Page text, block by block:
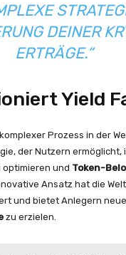
DEINER
ERTRÄGE.“
Yield
Prozess in der
der Nutzern ermöglicht,
optimieren und Token-
Ansatz hat die
und bietet Anlegern
zu erzielen.